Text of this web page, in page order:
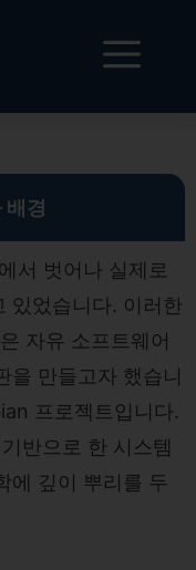
메
뉴
경
서 벗어나 실제로
있었습니다. 이러한
자유 소프트웨어
을 만들고자 했습니
프로젝트입니다.
반으로 한 시스템
에 깊이 뿌리를 두